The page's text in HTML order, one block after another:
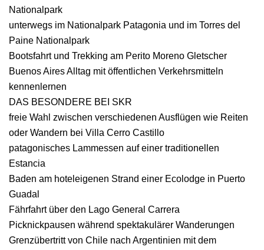
Nationalpark
unterwegs im Nationalpark Patagonia und im Torres del
Paine Nationalpark
Bootsfahrt und Trekking am Perito Moreno Gletscher
Buenos Aires Alltag mit öffentlichen Verkehrsmitteln
kennenlernen
DAS BESONDERE BEI SKR
freie Wahl zwischen verschiedenen Ausflügen wie Reiten
oder Wandern bei Villa Cerro Castillo
patagonisches Lammessen auf einer traditionellen
Estancia
Baden am hoteleigenen Strand einer Ecolodge in Puerto
Guadal
Fährfahrt über den Lago General Carrera
Picknickpausen während spektakulärer Wanderungen
Grenzübertritt von Chile nach Argentinien mit dem